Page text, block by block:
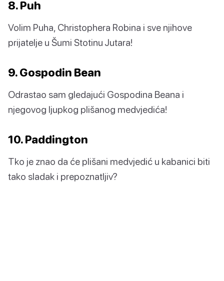
8. Puh
Volim Puha, Christophera Robina i sve njihove
prijatelje u Šumi Stotinu Jutara!
9. Gospodin Bean
Odrastao sam gledajući Gospodina Beana i
njegovog ljupkog plišanog medvjedića!
10. Paddington
Tko je znao da će plišani medvjedić u kabanici biti
tako sladak i prepoznatljiv?